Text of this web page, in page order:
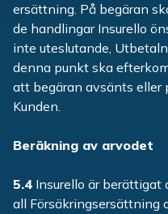
ersättning. På begäran
de handlingar Insurello
inte uteslutande,
denna punkt ska
att begäran avsänts eller
Kunden.
Beräkning av arvodet
5.4 Insurello är berättigat
all Försäkringsersättning